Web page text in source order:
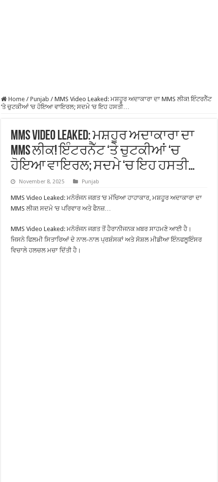
Home / Punjab / MMS Video Leaked: ਮਸ਼ਹੂਰ ਅਦਾਕਾਰਾ ਦਾ MMS ਲੀਕ! ਇੰਟਰਨੈੱਟ
‘ਤੇ ਚੁਟਕੀਆਂ ‘ਚ ਹੋਇਆ ਵਾਇਰਲ; ਸਦਮੇ ‘ਚ ਇਹ ਹਸਤੀ…
MMS Video Leaked: ਮਸ਼ਹੂਰ ਅਦਾਕਾਰਾ ਦਾ
MMS ਲੀਕ! ਇੰਟਰਨੈੱਟ ‘ਤੇ ਚੁਟਕੀਆਂ ‘ਚ
ਹੋਇਆ ਵਾਇਰਲ; ਸਦਮੇ ‘ਚ ਇਹ ਹਸਤੀ…
November 8, 2025 Punjab
MMS Video Leaked: ਮਨੋਰੰਜਨ ਜਗਤ ‘ਚ ਮੱਚਿਆ ਹਾਹਾਕਾਰ, ਮਸ਼ਹੂਰ ਅਦਾਕਾਰਾ ਦਾ
MMS ਲੀਕ! ਸਦਮੇ ‘ਚ ਪਰਿਵਾਰ ਅਤੇ ਫੈਨਜ਼…
MMS Video Leaked: ਮਨੋਰੰਜਨ ਜਗਤ ਤੋਂ ਹੈਰਾਨੀਜਨਕ ਖ਼ਬਰ ਸਾਹਮਣੇ ਆਈ ਹੈ।
ਜਿਸਨੇ ਫਿਲਮੀ ਸਿਤਾਰਿਆਂ ਦੇ ਨਾਲ-ਨਾਲ ਪ੍ਰਸ਼ੰਸਕਾਂ ਅਤੇ ਸੋਸ਼ਲ ਮੀਡੀਆ ਇੰਨਫਲੂਇੰਸਰ
ਵਿਚਾਲੇ ਹਲਚਲ ਮਚਾ ਦਿੱਤੀ ਹੈ।